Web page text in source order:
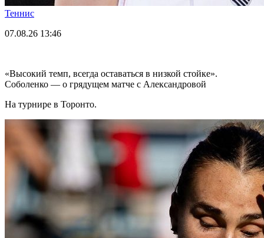
Теннис
07.08.26 13:46
«Высокий темп, всегда оставаться в низкой стойке».
Соболенко — о грядущем матче с Александровой
На турнире в Торонто.